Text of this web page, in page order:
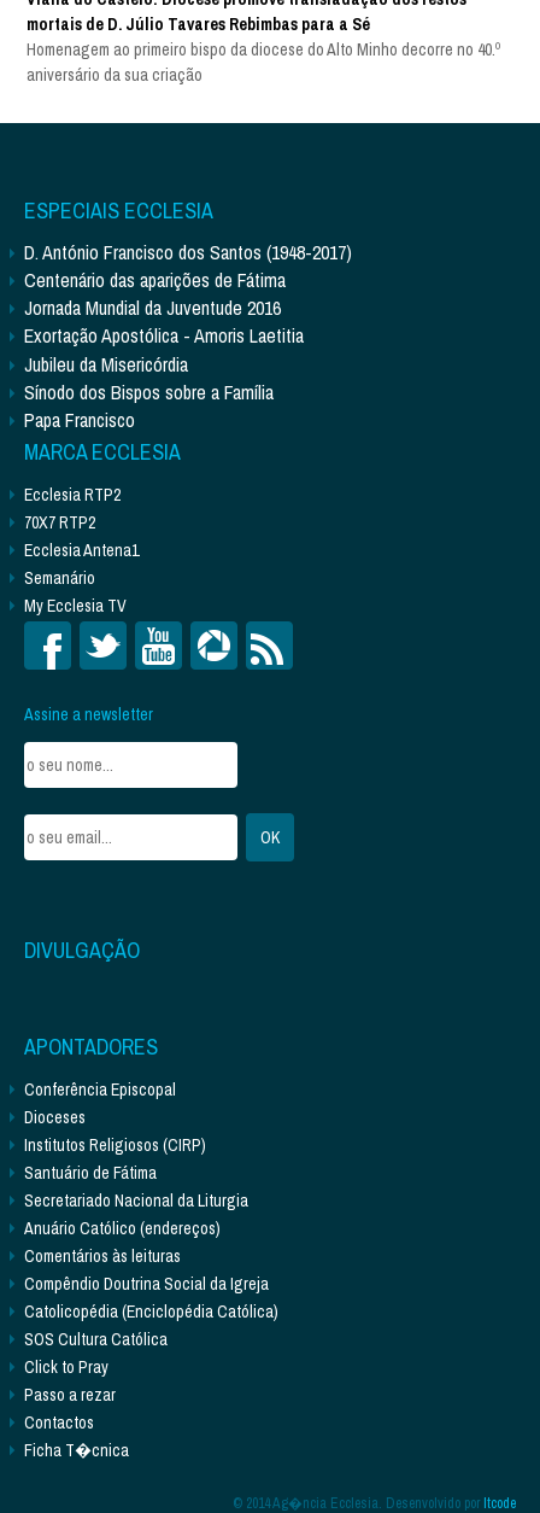
mortais de D. Júlio Tavares Rebimbas para a Sé
Homenagem ao primeiro bispo da diocese do Alto Minho decorre no 40.º
aniversário da sua criação
ESPECIAIS ECCLESIA
D. António Francisco dos Santos (1948-2017)
Centenário das aparições de Fátima
Jornada Mundial da Juventude 2016
Exortação Apostólica - Amoris Laetitia
Jubileu da Misericórdia
Sínodo dos Bispos sobre a Família
Papa Francisco
MARCA ECCLESIA
Ecclesia RTP2
70X7 RTP2
Ecclesia Antena1
Semanário
My Ecclesia TV
Assine a newsletter
DIVULGAÇÃO
APONTADORES
Conferência Episcopal
Dioceses
Institutos Religiosos (CIRP)
Santuário de Fátima
Secretariado Nacional da Liturgia
Anuário Católico (endereços)
Comentários às leituras
Compêndio Doutrina Social da Igreja
Catolicopédia (Enciclopédia Católica)
SOS Cultura Católica
Click to Pray
Passo a rezar
Contactos
Ficha T�cnica
© 2014 Ag�ncia Ecclesia. Desenvolvido porItcode